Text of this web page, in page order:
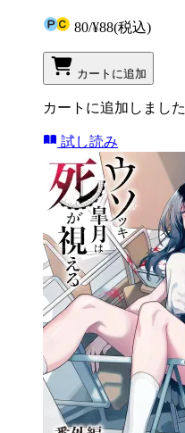
80/¥88(税込)
カートに追加
カートに追加しました
試し読み